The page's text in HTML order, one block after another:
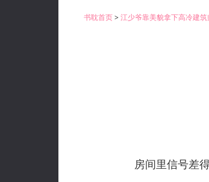
书耽首页>江少爷靠美貌拿下高冷建筑
房间里信号差得